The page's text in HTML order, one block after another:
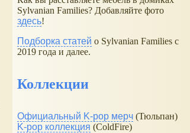
Sylvanian Families? Добавляйте фото
здесь!
Подборка статей о Sylvanian Families с
2019 года и далее.
Коллекции
Официальный K-pop мерч (Тюльпан)
K-pop коллекция (ColdFire)